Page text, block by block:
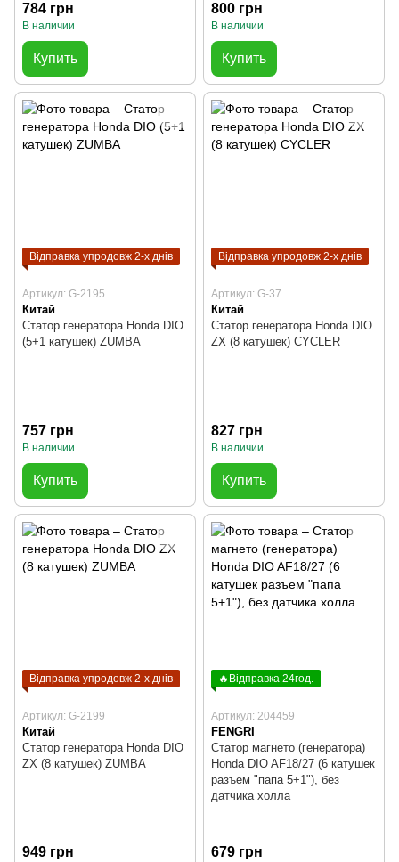
784 грн
В наличии
Купить
800 грн
В наличии
Купить
Відправка упродовж 2-х днів
Артикул: G-2195
Китай
Статор генератора Honda DIO
(5+1 катушек) ZUMBA
757 грн
В наличии
Купить
Відправка упродовж 2-х днів
Артикул: G-37
Китай
Статор генератора Honda DIO
ZX (8 катушек) CYCLER
827 грн
В наличии
Купить
Відправка упродовж 2-х днів
Артикул: G-2199
Китай
Статор генератора Honda DIO
ZX (8 катушек) ZUMBA
949 грн
🔥Відправка 24год.
Артикул: 204459
FENGRI
Статор магнето (генератора)
Honda DIO AF18/27 (6 катушек
разъем "папа 5+1"), без
датчика холла
679 грн